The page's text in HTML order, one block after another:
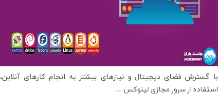
با گسترش فضای دیجیتال و نیازهای بیشتر به انجام کارهای آنلاین،
استفاده از سرور مجازی لینوکس…